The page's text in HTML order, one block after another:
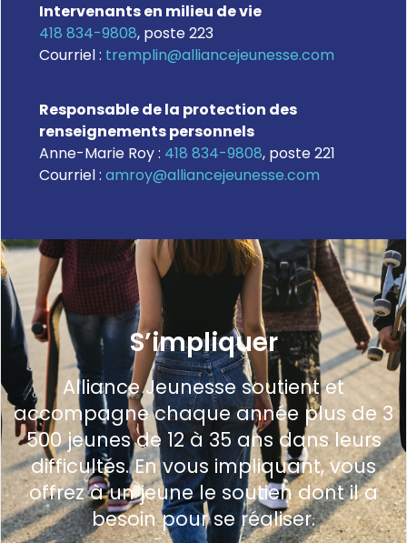
Intervenants en milieu de vie
418 834-9808, poste 223
Courriel : tremplin@alliancejeunesse.com
Responsable de la protection des
renseignements personnels
Anne-Marie Roy : 418 834-9808, poste 221
Courriel : amroy@alliancejeunesse.com
S’impliquer
Alliance Jeunesse soutient et
accompagne chaque année plus de 3
500 jeunes de 12 à 35 ans dans leurs
difficultés. En vous impliquant, vous
offrez à un jeune le soutien dont il a
besoin pour se réaliser.